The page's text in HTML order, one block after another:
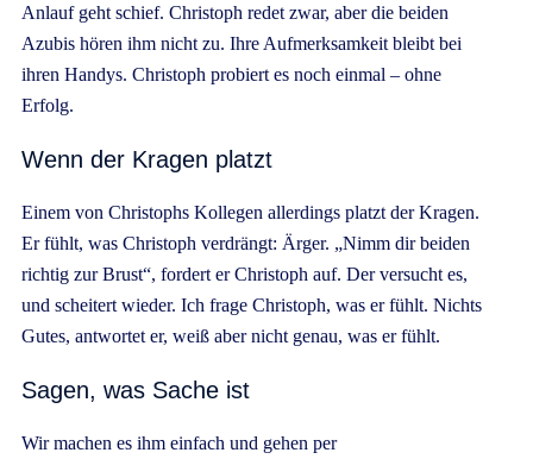
Anlauf geht schief. Christoph redet zwar, aber die beiden
Azubis hören ihm nicht zu. Ihre Aufmerksamkeit bleibt bei
ihren Handys. Christoph probiert es noch einmal – ohne
Erfolg.
Wenn der Kragen platzt
Einem von Christophs Kollegen allerdings platzt der Kragen.
Er fühlt, was Christoph verdrängt: Ärger. „Nimm dir beiden
richtig zur Brust“, fordert er Christoph auf. Der versucht es,
und scheitert wieder. Ich frage Christoph, was er fühlt. Nichts
Gutes, antwortet er, weiß aber nicht genau, was er fühlt.
Sagen, was Sache ist
Wir machen es ihm einfach und gehen per